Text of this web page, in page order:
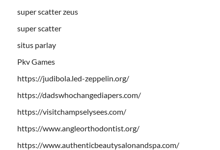
super scatter zeus
super scatter
situs parlay
Pkv Games
https://judibola.led-zeppelin.org/
https://dadswhochangediapers.com/
https://visitchampselysees.com/
https://www.angleorthodontist.org/
https://www.authenticbeautysalonandspa.com/